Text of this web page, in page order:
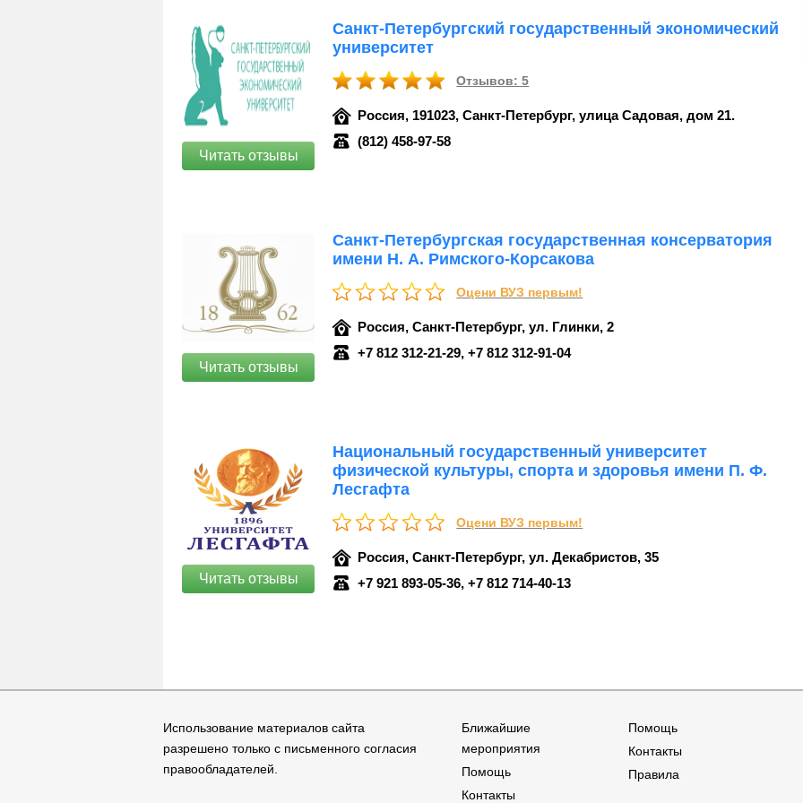
Читать отзывы
Санкт-Петербургский государственный экономический
университет
Отзывов: 5
Россия, 191023, Санкт-Петербург, улица Садовая, дом 21.
(812) 458-97-58
Читать отзывы
Санкт-Петербургская государственная консерватория
имени Н. А. Римского-Корсакова
Оцени ВУЗ первым!
Россия, Санкт-Петербург, ул. Глинки, 2
+7 812 312‑21-29, +7 812 312‑91-04
Читать отзывы
Национальный государственный университет
физической культуры, cпорта и здоровья имени П. Ф.
Лесгафта
Оцени ВУЗ первым!
Россия, Санкт-Петербург, ул. Декабристов, 35
+7 921 893‑05-36, +7 812 714‑40-13
Использование материалов сайта
разрешено только с письменного согласия
правообладателей.
Ближайшие
мероприятия
Помощь
Контакты
Помощь
Контакты
Правила